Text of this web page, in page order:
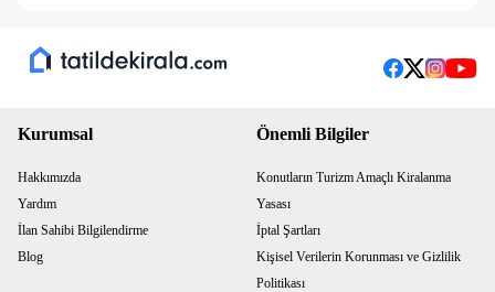
Kurumsal
Hakkımızda
Yardım
İlan Sahibi Bilgilendirme
Blog
Önemli Bilgiler
Konutların Turizm Amaçlı Kiralanma
Yasası
İptal Şartları
Kişisel Verilerin Korunması ve Gizlilik
Politikası